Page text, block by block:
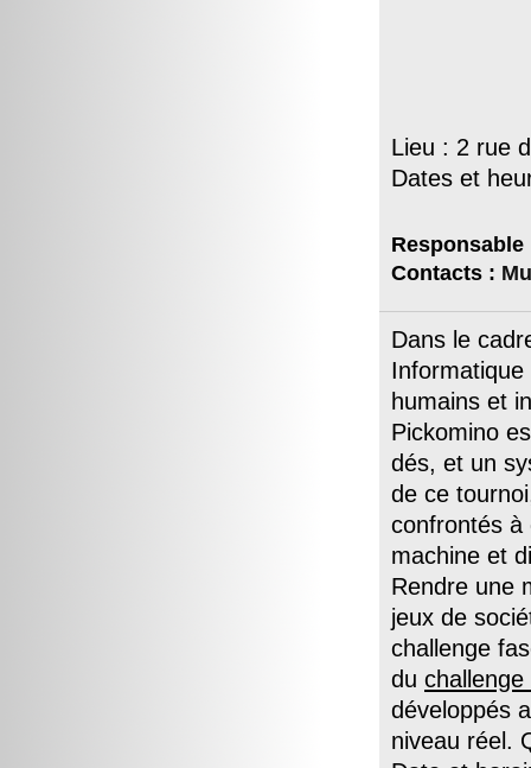
Lieu : 2 rue
Dates et
Contacts :
Dans le
humains et
Pickomino
dés, et un
de ce
confrontés à
machine et
Rendre une
jeux de
challenge
du challenge
développés
niveau réel.